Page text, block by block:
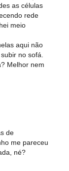
as células
rede
meio
aqui não
no sofá.
Melhor nem
de
me pareceu
né?